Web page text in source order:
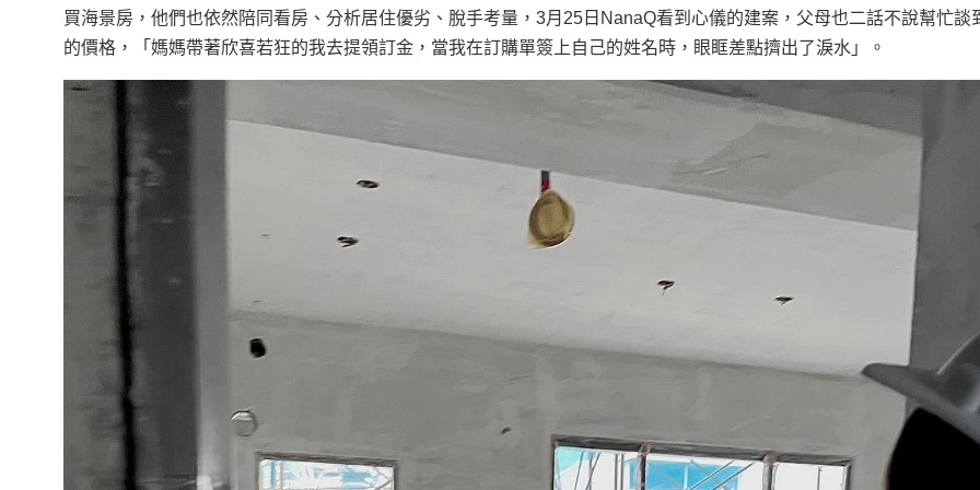
買海景房，他們也依然陪同看房、分析居住優劣、脫手考量，3月25日NanaQ看到心儀的建案，父母也二話不說幫忙談
的價格，「媽媽帶著欣喜若狂的我去提領訂金，當我在訂購單簽上自己的姓名時，眼眶差點擠出了淚水」。